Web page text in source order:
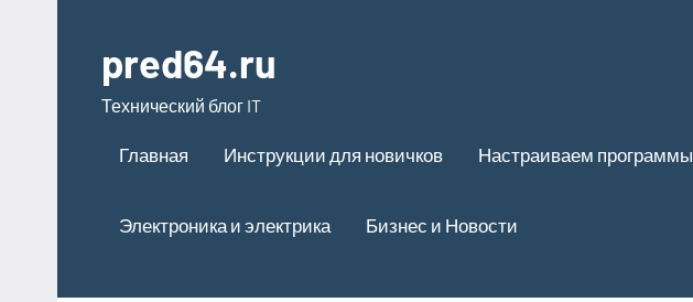
содержимому
pred64.ru
Технический блог IT
Главная Инструкции для новичков Настраиваем программы
Электроника и электрика Бизнес и Новости